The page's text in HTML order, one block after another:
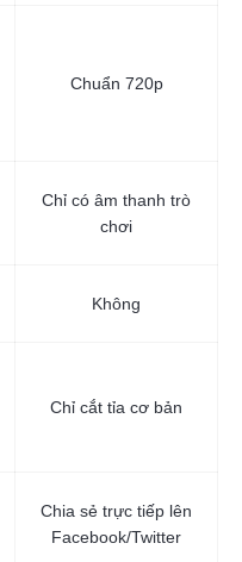
Chuẩn 720p
Chỉ có âm thanh trò
chơi
Không
Chỉ cắt tỉa cơ bản
Chia sẻ trực tiếp lên
Facebook/Twitter